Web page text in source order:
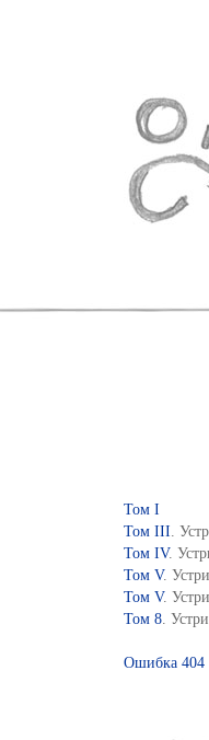
Том I
Том III.
Том IV.
Том V.
Том V.
Том 8.
Ошибка 404